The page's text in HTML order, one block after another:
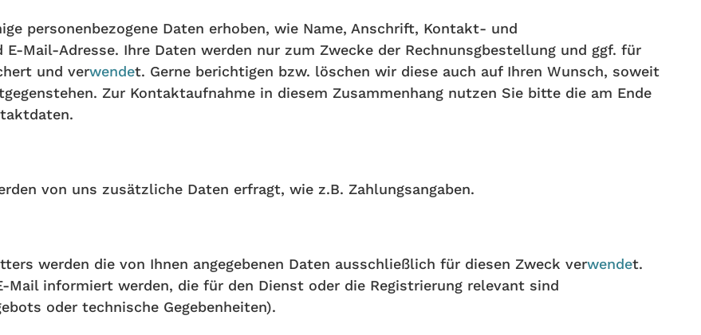
personenbezogene Daten erhoben, wie Name, Anschrift, Kontakt- und
Mail-Adresse. Ihre Daten werden nur zum Zwecke der Rechnunsgbestellung und ggf. für
und verwendet. Gerne berichtigen bzw. löschen wir diese auch auf Ihren Wunsch, soweit
Zur Kontaktaufnahme in diesem Zusammenhang nutzen Sie bitte die am Ende
von uns zusätzliche Daten erfragt, wie z.B. Zahlungsangaben.
werden die von Ihnen angegebenen Daten ausschließlich für diesen Zweck verwendet.
Mail informiert werden, die für den Dienst oder die Registrierung relevant sind
oder technische Gegebenheiten).